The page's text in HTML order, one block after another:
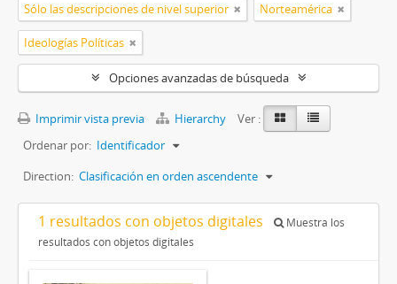
Sólo las descripciones de nivel superior Norteamérica
Ideologías Políticas
Opciones avanzadas de búsqueda
Imprimir vista previa Hierarchy
Ver :
Ordenar por: Identificador
Direction: Clasificación en orden ascendente
1 resultados con objetos digitales
Muestra los
resultados con objetos digitales